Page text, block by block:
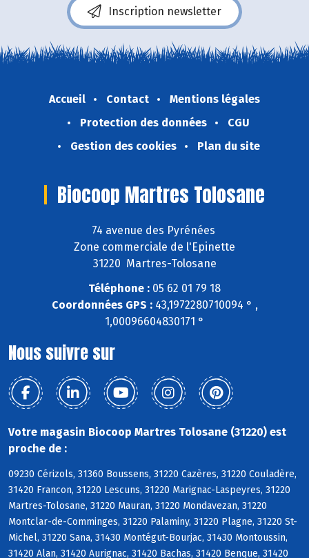
Inscription newsletter
Accueil Contact
Mentions légales
Protection des données
CGU
Gestion des cookies
Plan du site
Biocoop Martres Tolosane
74 avenue des Pyrénées
Zone commerciale de l'Epinette
31220 Martres-Tolosane
Téléphone : 05 62 01 79 18
Coordonnées GPS :43,1972280710094 ° ,
1,00096604830171 °
Nous suivre sur
Votre magasin Biocoop Martres Tolosane (31220) est
proche de :
09230 Cérizols, 31360 Boussens, 31220 Cazères, 31220 Couladère,
31420 Francon, 31220 Lescuns, 31220 Marignac-Laspeyres, 31220
Martres-Tolosane, 31220 Mauran, 31220 Mondavezan, 31220
Montclar-de-Comminges, 31220 Palaminy, 31220 Plagne, 31220 St-
Michel, 31220 Sana, 31430 Montégut-Bourjac, 31430 Montoussin,
31420 Alan, 31420 Aurignac, 31420 Bachas, 31420 Benque, 31420